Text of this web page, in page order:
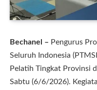
Bechanel – Pengurus
Seluruh Indonesia
Pelatih Tingkat Provinsi
Sabtu (6/6/2026).